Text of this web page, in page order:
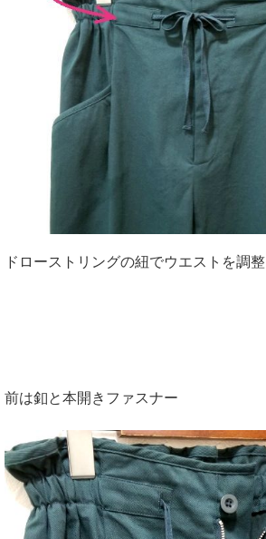
ドローストリングの紐でウエストを調整
前は釦と本開きファスナー